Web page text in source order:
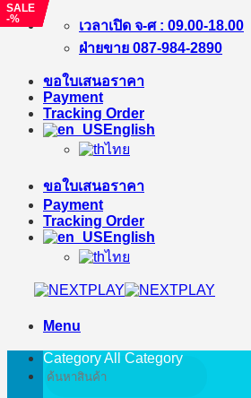
Skip
เวลาเปิด จ-ศ : 09.00-18.00
ฝ่ายขาย 087-984-2890
ขอใบเสนอราคา
Payment
Tracking Order
English
ไทย
ขอใบเสนอราคา
Payment
Tracking Order
English
ไทย
Menu
Search
for:
Category All Category
SALE
-%
SALE
-%
SALE
-%
SALE
-%